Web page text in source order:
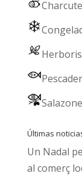
Últimas
Un Nadal
al comerç